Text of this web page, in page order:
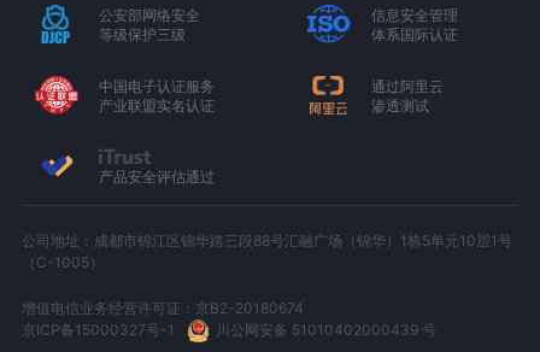
公安部网络安全
等级保护三级
信息安全管理
体系国际认证
中国电子认证服务
产业联盟实名认证
通过阿里云
渗透测试
产品安全评估通过
公司地址：成都市锦江区锦华路三段88号汇融广场（锦华）1栋5单元10层1号
（C-1005）
增值电信业务经营许可证：京B2-20180674
京ICP备15000327号-1
川公网安备 51010402000439 号